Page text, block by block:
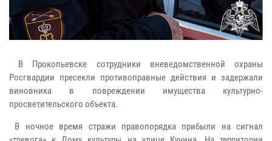
В Прокопьевске сотрудники вневедомственной охраны
Росгвардии пресекли противоправные действия и задержали
виновника в повреждении имущества культурно-
просветительского объекта.
В ночное время стражи правопорядка прибыли на сигнал